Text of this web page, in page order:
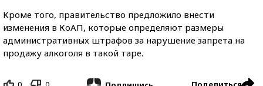
Кроме того, правительство предложило внести
изменения в КоАП, которые определяют размеры
административных штрафов за нарушение запрета на
продажу алкоголя в такой таре.